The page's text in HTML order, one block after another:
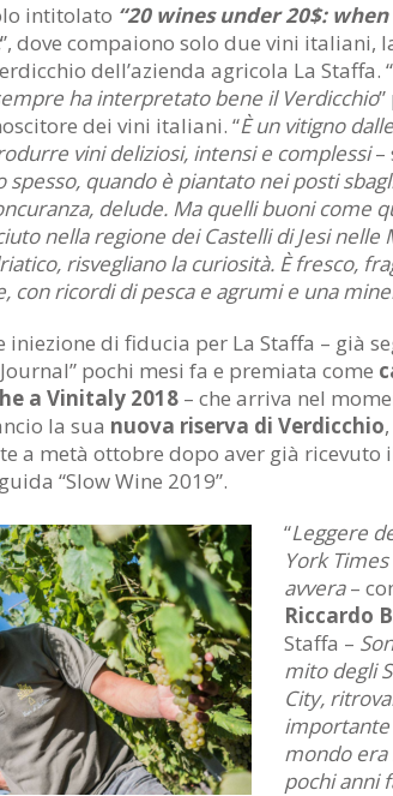
intitolato “20 wines under 20$:
”, dove compaiono solo due vini italiani,
dell’azienda agricola La Staffa. “
ha interpretato bene il Verdicchio
dei vini italiani. “È un vitigno
vini deliziosi, intensi e complessi–
spesso, quando è piantato nei posti
delude. Ma quelli buoni come
nella regione dei Castelli di Jesi
risvegliano la curiosità. È fresco,
con ricordi di pesca e agrumi e una
iniezione di fiducia per La Staffa – già
pochi mesi fa e premiata come
a Vinitaly 2018 – che arriva nel
la sua nuova riserva di Verdicchio
a metà ottobre dopo aver già ricevuto
“Slow Wine 2019”.
“Leggere
York
avvera–
Riccardo
Staffa –
mito degli
City,
mondo era
pochi anni